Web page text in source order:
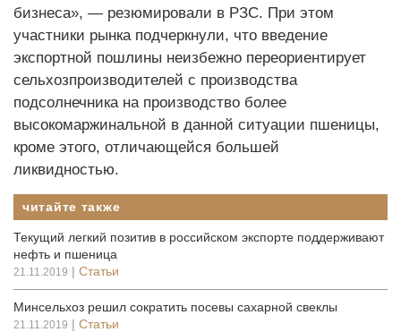
бизнеса», — резюмировали в РЗС. При этом
участники рынка подчеркнули, что введение
экспортной пош­лины неизбежно переориентирует
сельхозпроизводителей с производства
подсолнечника на производство более
высокомаржинальной в данной ситуации пшеницы,
кроме этого, отличающейся большей
ликвидностью.
читайте также
Текущий легкий позитив в российском экспорте поддерживают
нефть и пшеница
21.11.2019 | Статьи
Минсельхоз решил сократить посевы сахарной свеклы
21.11.2019 | Статьи